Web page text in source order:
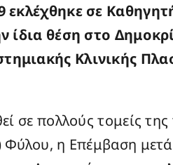
εκλέχθηκε σε
ίδια θέση στο
Κλινικής
σε πολλούς τομείς
η Επέμβαση